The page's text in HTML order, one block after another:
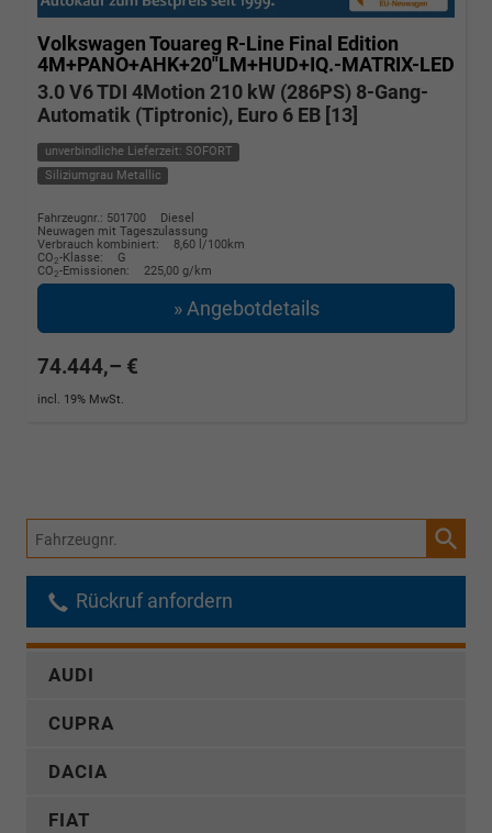
Volkswagen Touareg R-Line Final Edition
4M+PANO+AHK+20"LM+HUD+IQ.-MATRIX-LED
3.0 V6 TDI 4Motion 210 kW (286PS) 8-Gang-
Automatik (Tiptronic), Euro 6 EB [13]
unverbindliche Lieferzeit: SOFORT
Siliziumgrau Metallic
Fahrzeugnr.: 501700
Diesel
Neuwagen mit Tageszulassung
Verbrauch kombiniert:
8,60 l/100km
CO2-Klasse:
G
CO2-Emissionen: 225,00 g/km
» Angebotdetails
74.444,– €
incl. 19% MwSt.
Fahrzeugnr.
Rückruf anfordern
AUDI
CUPRA
DACIA
FIAT